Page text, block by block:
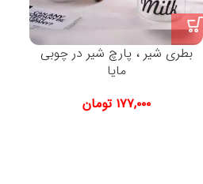
بطری شیر ، پارچ شیر در چوبی
مایا
۱۷۷,۰۰۰ تومان